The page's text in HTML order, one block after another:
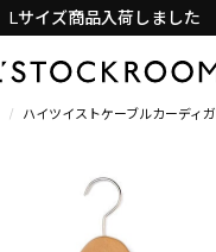
Lサイズ商品入荷しました
/ ハイツイストケーブルカーディ